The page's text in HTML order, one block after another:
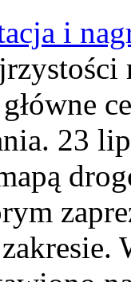
i
23